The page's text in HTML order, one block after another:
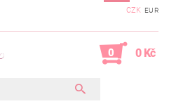
CZK EUR
0 0 Kč